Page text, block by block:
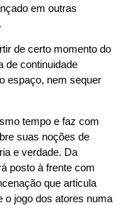
em outras
de certo momento do
de continuidade
espaço, nem sequer
tempo e faz com
suas noções de
e verdade. Da
posto à frente com
que articula
o jogo dos atores numa